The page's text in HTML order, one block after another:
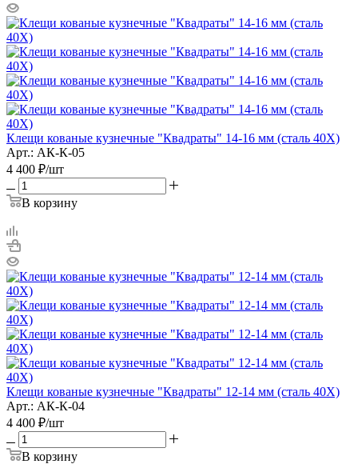
Клещи кованые кузнечные "Квадраты" 14-16 мм (сталь 40Х)
Арт.: АК-К-05
4 400 ₽/шт
В корзину
Клещи кованые кузнечные "Квадраты" 12-14 мм (сталь 40Х)
Арт.: АК-К-04
4 400 ₽/шт
В корзину